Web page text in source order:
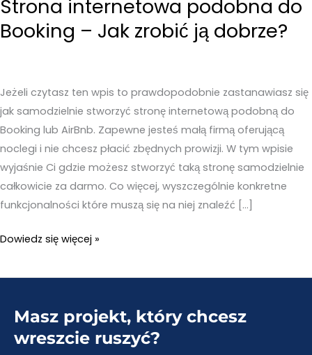
Strona internetowa podobna do
Booking – Jak zrobić ją dobrze?
Jeżeli czytasz ten wpis to prawdopodobnie zastanawiasz się
jak samodzielnie stworzyć stronę internetową podobną do
Booking lub AirBnb. Zapewne jesteś małą firmą oferującą
noclegi i nie chcesz płacić zbędnych prowizji. W tym wpisie
wyjaśnie Ci gdzie możesz stworzyć taką stronę samodzielnie
całkowicie za darmo. Co więcej, wyszczególnie konkretne
funkcjonalności które muszą się na niej znaleźć […]
Strona
podobna
Booking
Dowiedz się więcej »
Masz projekt, który chcesz
wreszcie ruszyć?